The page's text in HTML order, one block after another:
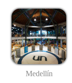
Medellín